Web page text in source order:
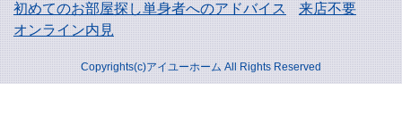
初めてのお部屋探し単身者へのアドバイス
来店不要
オンライン内見
Copyrights(c)アイユーホーム All Rights Reserved